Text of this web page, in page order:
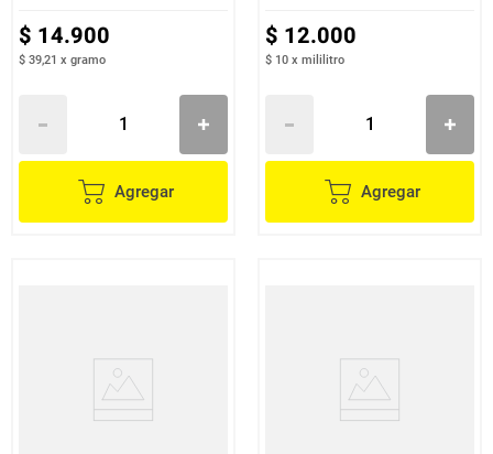
$ 14.900
$ 39,21 x gramo
Agregar
$ 12.000
$ 10 x mililitro
Agregar